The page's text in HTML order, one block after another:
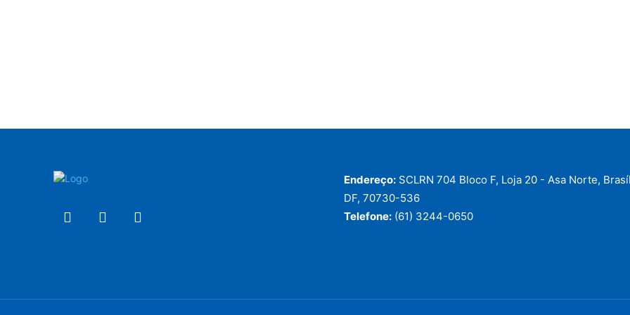
Endereço: SCLRN 704 Bloco F, Loja 20 - Asa Norte,
DF, 70730-536
Telefone: (61) 3244-0650